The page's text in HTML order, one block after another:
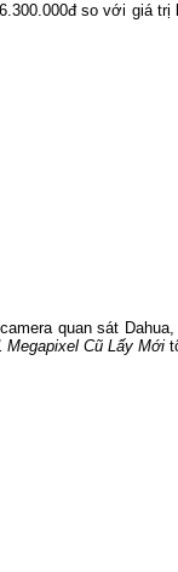
so với giá trị
quan sát
Cũ Lấy Mới